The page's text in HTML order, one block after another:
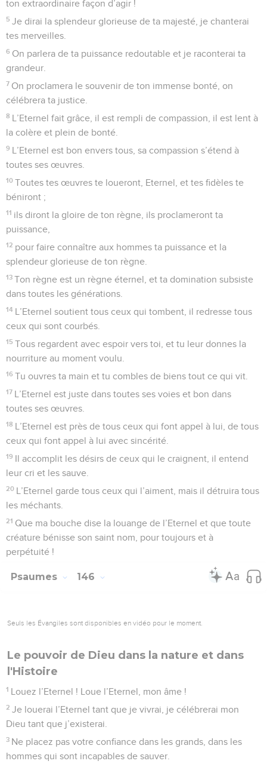
ton extraordinaire façon d’agir !
5 Je dirai la splendeur glorieuse de ta majesté, je chanterai
tes merveilles.
6 On parlera de ta puissance redoutable et je raconterai ta
grandeur.
7 On proclamera le souvenir de ton immense bonté, on
célébrera ta justice.
8 L’Eternel fait grâce, il est rempli de compassion, il est lent à
la colère et plein de bonté.
9 L’Eternel est bon envers tous, sa compassion s’étend à
toutes ses œuvres.
10 Toutes tes œuvres te loueront, Eternel, et tes fidèles te
béniront ;
11 ils diront la gloire de ton règne, ils proclameront ta
puissance,
12 pour faire connaître aux hommes ta puissance et la
splendeur glorieuse de ton règne.
13 Ton règne est un règne éternel, et ta domination subsiste
dans toutes les générations.
14 L’Eternel soutient tous ceux qui tombent, il redresse tous
ceux qui sont courbés.
15 Tous regardent avec espoir vers toi, et tu leur donnes la
nourriture au moment voulu.
16 Tu ouvres ta main et tu combles de biens tout ce qui vit.
17 L’Eternel est juste dans toutes ses voies et bon dans
toutes ses œuvres.
18 L’Eternel est près de tous ceux qui font appel à lui, de tous
ceux qui font appel à lui avec sincérité.
19 Il accomplit les désirs de ceux qui le craignent, il entend
leur cri et les sauve.
20 L’Eternel garde tous ceux qui l’aiment, mais il détruira tous
les méchants.
21 Que ma bouche dise la louange de l’Eternel et que toute
créature bénisse son saint nom, pour toujours et à
perpétuité !
Psaumes 146
Seuls les Évangiles sont disponibles en vidéo pour le moment.
Le pouvoir de Dieu dans la nature et dans
l'Histoire
1 Louez l’Eternel ! Loue l’Eternel, mon âme !
2 Je louerai l’Eternel tant que je vivrai, je célébrerai mon
Dieu tant que j’existerai.
3 Ne placez pas votre confiance dans les grands, dans les
hommes qui sont incapables de sauver.